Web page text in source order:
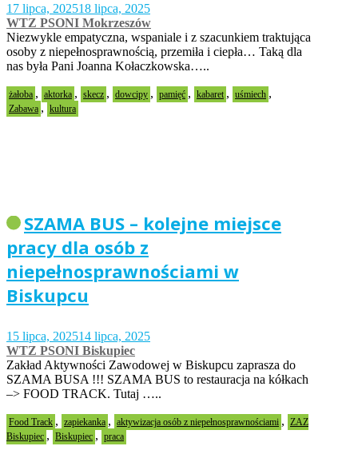
17 lipca, 202518 lipca, 2025
WTZ PSONI Mokrzeszów
Niezwykle empatyczna, wspaniale i z szacunkiem traktująca
osoby z niepełnosprawnością, przemiła i ciepła… Taką dla
nas była Pani Joanna Kołaczkowska…..
żałoba , aktorka , skecz , dowcipy , pamięć , kabaret , uśmiech ,
Zabawa , kultura
SZAMA BUS – kolejne miejsce
pracy dla osób z
niepełnosprawnościami w
Biskupcu
15 lipca, 202514 lipca, 2025
WTZ PSONI Biskupiec
Zakład Aktywności Zawodowej w Biskupcu zaprasza do
SZAMA BUSA !!! SZAMA BUS to restauracja na kółkach
–> FOOD TRACK. Tutaj …..
Food Track , zapiekanka , aktywizacja osób z niepełnosprawnościami ,
ZAZ
Biskupiec , Biskupiec , praca